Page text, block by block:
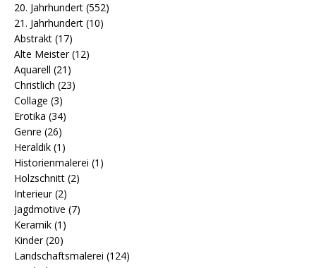
20. Jahrhundert (552)
21. Jahrhundert (10)
Abstrakt (17)
Alte Meister(12)
Aquarell (21)
Christlich (23)
Collage (3)
Erotika (34)
Genre (26)
Heraldik (1)
Historienmalerei (1)
Holzschnitt (2)
Interieur(2)
Jagdmotive (7)
Keramik (1)
Kinder(20)
Landschaftsmalerei (124)